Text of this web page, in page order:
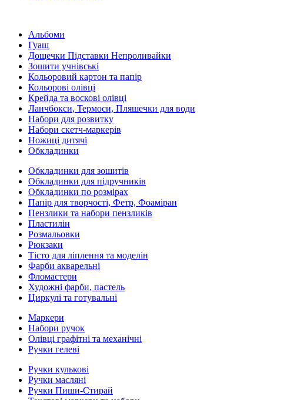
Альбоми
Гуаш
Дощечки Підставки Непроливайки
Зошити учнівські
Кольоровий картон та папір
Кольорові олівці
Крейда та воскові олівці
Ланчбокси, Термоси, Пляшечки для води
Набори для розвитку
Набори скетч-маркерів
Ножиці дитячі
Обкладинки
Обкладинки для зошитів
Обкладинки для підручників
Обкладинки по розмірах
Папір для творчості, Фетр, Фоаміран
Пензлики та набори пензликів
Пластилін
Розмальовки
Рюкзаки
Тісто для ліплення та моделін
Фарби акварельні
Фломастери
Художні фарби, пастель
Циркулі та готувальні
Маркери
Набори ручок
Олівці графітні та механічні
Ручки гелеві
Ручки кулькові
Ручки масляні
Ручки Пиши-Стирай